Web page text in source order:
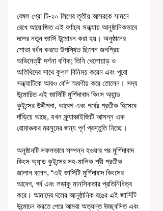
বেঙ্গল প্রো টি-২০ লিগের তৃতীয় আসরকে সামনে
রেখে আয়োজিত এই বর্ণাঢ্য সন্ধ্যায় আনুষ্ঠানিকভাবে
দলের নতুন জার্সি উন্মোচন করা হয়। অনুষ্ঠানের
শোভা বর্ধন করতে উপস্থিত ছিলেন জনপ্রিয়
অভিনেত্রী দর্শনা বণিক; তিনি খেলোয়াড় ও
অতিথিদের সাথে কুশল বিনিময় করেন এবং পুরো
সন্ধ্যাটিকে আরও বেশি স্মরণীয় করে তোলেন। সদ্য
উন্মোচিত এই জার্সিটি মুর্শিদাবাদ কিংস অ্যান্ড
কুইন্সের উদ্দীপনা, আবেগ এবং গর্বের প্রতীক হিসেবে
দাঁড়িয়ে আছে, যখন ফ্র্যাঞ্চাইজিটি আসন্ন এক
রোমাঞ্চকর মরসুমের জন্য পূর্ণ প্রস্তুতি নিচ্ছে।
অনুষ্ঠানটি সফলভাবে সম্পন্ন হওয়ার পর মুর্শিদাবাদ
কিংস অ্যান্ড কুইন্সের সহ-মালিক শ্রী প্রতীক
জালান বলেন, “এই জার্সিটি মুর্শিদাবাদ কিংসের
আবেগ, গর্ব এবং লড়াকু মানসিকতার প্রতিনিধিত্ব
করে। আমাদের দলের আনুষ্ঠানিক রঙের এই জার্সিটি
উন্মোচন করতে পেরে আমরা অত্যন্ত উচ্ছ্বসিত এবং